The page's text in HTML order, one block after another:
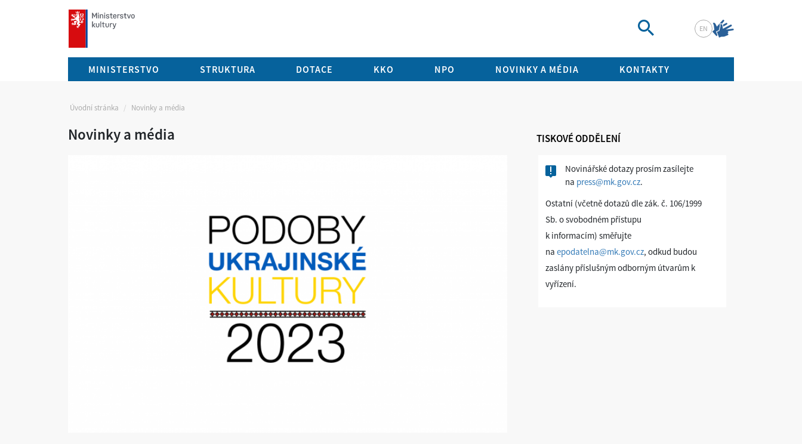
mkcr.cz
EN
MINISTERSTVO STRUKTURA DOTACE KKO NPO NOVINKY A MÉDIA KONTAKTY
Úvodní stránka Novinky a média
Novinky a média TISKOVÉ ODDĚLENÍ
Novinářské dotazy prosím zasílejte
na press@mk.gov.cz.
Ostatní (včetně dotazů dle zák. č. 106/1999
Sb. o svobodném přístupu
k informacím) směřujte
na epodatelna@mk.gov.cz, odkud budou
zaslány příslušným odborným útvarům k
vyřízení.